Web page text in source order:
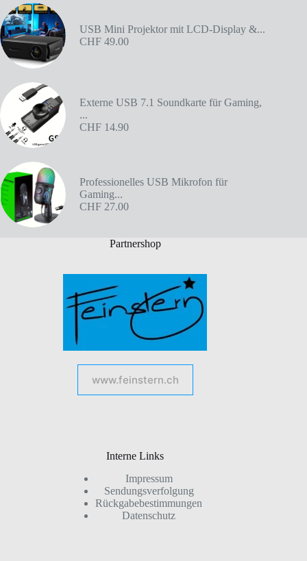
USB Mini Projektor mit LCD-Display &...
CHF 49.00
Externe USB 7.1 Soundkarte für Gaming,
...
CHF 14.90
Professionelles USB Mikrofon für
Gaming...
CHF 27.00
Partnershop
www.feinstern.ch
Interne Links
Impressum
Sendungsverfolgung
Rückgabebestimmungen
Datenschutz